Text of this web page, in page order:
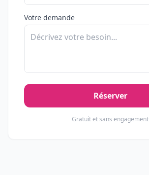
Votre demande
Réserver
Gratuit et sans engagement